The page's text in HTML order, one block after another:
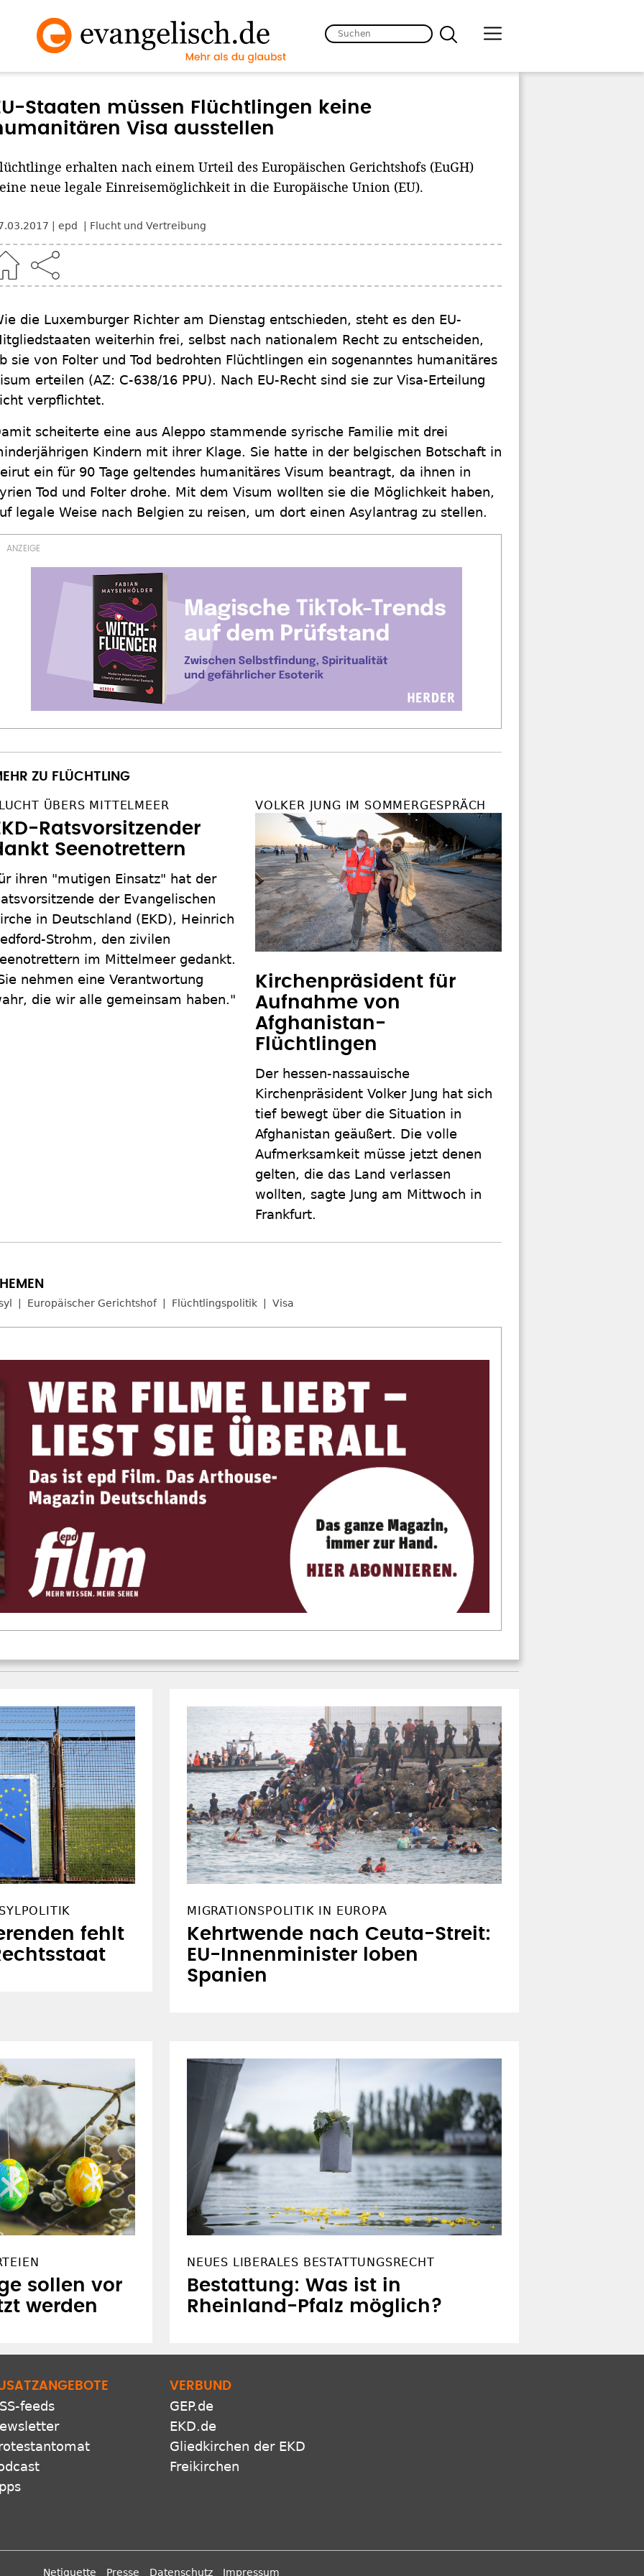
Staaten müssen Flüchtlingen keine
Visa ausstellen
erhalten nach einem Urteil des Europäischen Gerichtshofs (EuGH)
neue legale Einreisemöglichkeit in die Europäische Union (EU).
epd Flucht und Vertreibung
die Luxemburger Richter am Dienstag entschieden, steht es den EU-
weiterhin frei, selbst nach nationalem Recht zu entscheiden,
sie von Folter und Tod bedrohten Flüchtlingen ein sogenanntes humanitäres
erteilen (AZ: C-638/16 PPU). Nach EU-Recht sind sie zur Visa-Erteilung
verpflichtet.
scheiterte eine aus Aleppo stammende syrische Familie mit drei
Kindern mit ihrer Klage. Sie hatte in der belgischen Botschaft in
ein für 90 Tage geltendes humanitäres Visum beantragt, da ihnen in
Tod und Folter drohe. Mit dem Visum wollten sie die Möglichkeit haben,
legale Weise nach Belgien zu reisen, um dort einen Asylantrag zu stellen.
ZU FLÜCHTLING
ÜBERS MITTELMEER
Ratsvorsitzender
Seenotrettern
ihren "mutigen Einsatz" hat der
der Evangelischen
in Deutschland (EKD), Heinrich
Strohm, den zivilen
im Mittelmeer gedankt.
nehmen eine Verantwortung
die wir alle gemeinsam haben."
VOLKER JUNG IM SOMMERGESPRÄCH
Kirchenpräsident für
Aufnahme von
Afghanistan-
Flüchtlingen
Der hessen-nassauische
Kirchenpräsident Volker Jung hat sich
tief bewegt über die Situation in
Afghanistan geäußert. Die volle
Aufmerksamkeit müsse jetzt denen
gelten, die das Land verlassen
wollten, sagte Jung am Mittwoch in
Frankfurt.
Europäischer Gerichtshof Flüchtlingspolitik Visa
fehlt
MIGRATIONSPOLITIK IN EUROPA
Kehrtwende nach Ceuta-Streit:
EU-Innenminister loben
Spanien
sollen vor
werden
NEUES LIBERALES BESTATTUNGSRECHT
Bestattung: Was ist in
Rheinland-Pfalz möglich?
feeds
VERBUND
GEP.de
EKD.de
Gliedkirchen der EKD
Freikirchen
Netiquette Presse Datenschutz Impressum